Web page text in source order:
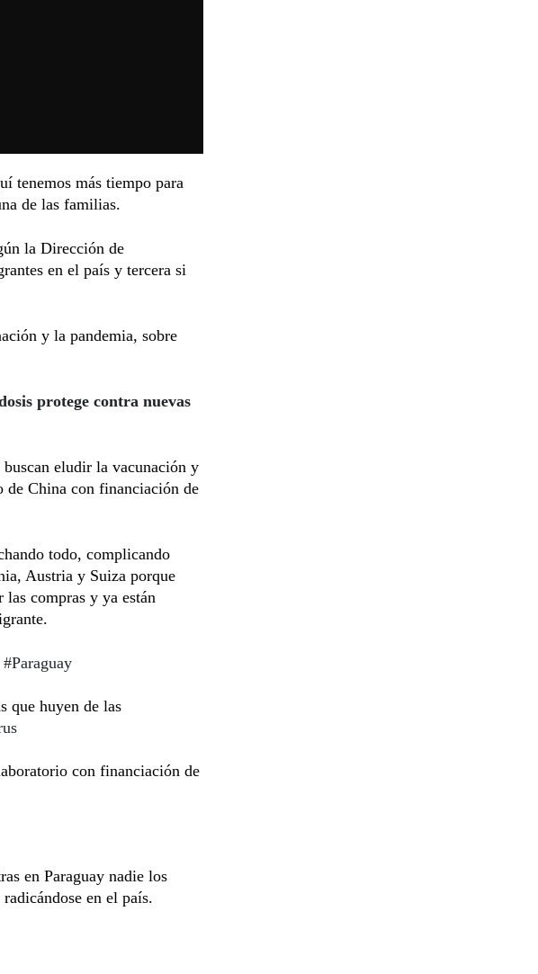
tenemos más tiempo para
de las familias.
la Dirección de
en el país y tercera si
y la pandemia, sobre
protege contra nuevas
eludir la vacunación y
de China con financiación de
todo, complicando
Austria y Suiza porque
compras y ya están
#Paraguay
que huyen de las
con financiación de
en Paraguay nadie los
en el país.